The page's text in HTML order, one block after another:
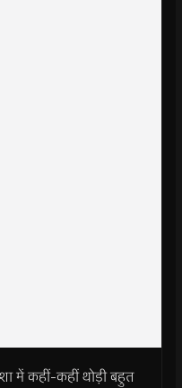
में कहीं-कहीं थोड़ी बहुत